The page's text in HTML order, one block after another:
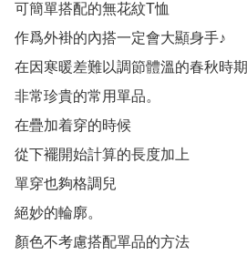
可簡單搭配的無花紋T恤
作爲外褂的內搭一定會大顯身手♪
在因寒暖差難以調節體溫的春秋時期
非常珍貴的常用單品。
在疊加着穿的時候
從下襬開始計算的長度加上
單穿也夠格調兒
絕妙的輪廓。
顏色不考慮搭配單品的方法